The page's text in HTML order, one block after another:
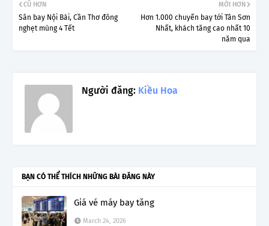
MỚI HƠN
Hơn 1.000 chuyến bay tới Tân Sơn
Nhất, khách tăng cao nhất 10
năm qua
CŨ HƠN
Sân bay Nội Bài, Cần Thơ đông
nghẹt mùng 4 Tết
Người đăng: Kiều Hoa
BẠN CÓ THỂ THÍCH NHỮNG BÀI ĐĂNG NÀY
Giá vé máy bay tăng
March 24, 2026